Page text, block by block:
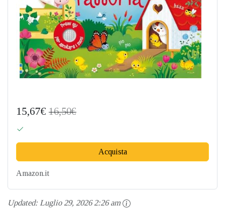
15,67€ 16,50€
Acquista
Amazon.it
Updated: Luglio 29, 2026 2:26 am